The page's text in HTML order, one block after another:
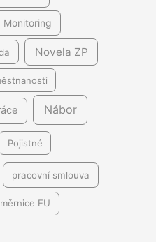
Monitoring
Novela ZP
Nábor
Pojistné
pracovní smlouva
EU